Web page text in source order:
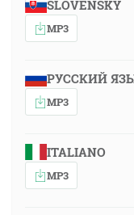
SLOVENSKY
MP3
РУССКИЙ
MP3
ITALIANO
MP3